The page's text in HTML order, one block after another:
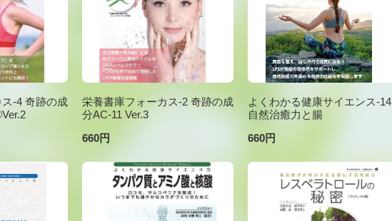
-4 奇跡の成
栄養書庫フォーカス-2 奇跡の成
分AC-11 Ver.3
660円
よくわかる健康サイエンス-14
自然治癒力と腸
660円